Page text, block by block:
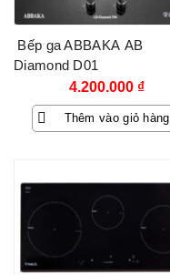
Bếp ga ABBAKA AB
Diamond D01
4.200.000 ₫
Thêm vào giỏ hàng